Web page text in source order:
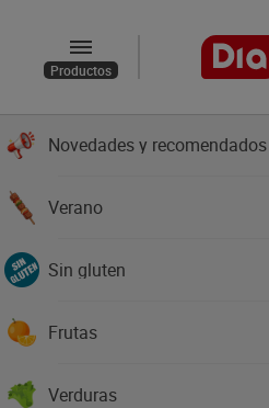
Productos
Novedades y recomendados
Verano
Sin gluten
Frutas
Verduras